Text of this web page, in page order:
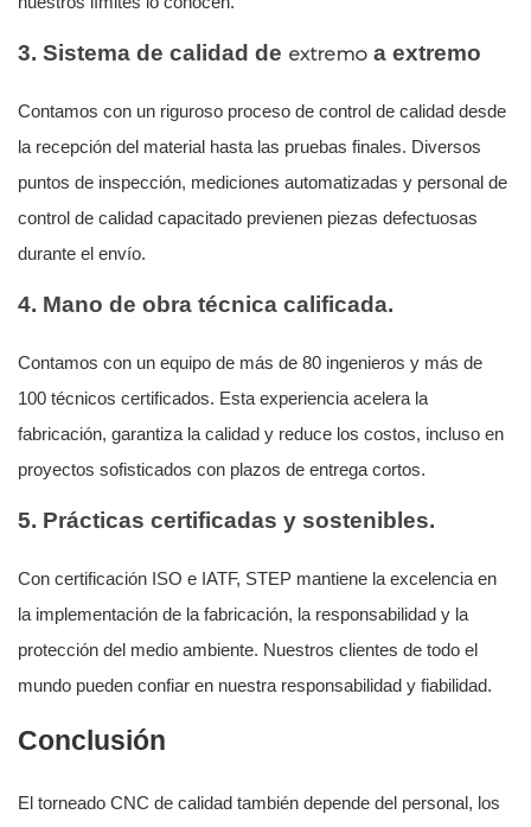
3. Sistema de calidad de extremo a extremo
Contamos con un riguroso proceso de control de calidad desde
la recepción del material hasta las pruebas finales. Diversos
puntos de inspección, mediciones automatizadas y personal de
control de calidad capacitado previenen piezas defectuosas
durante el envío.
4. Mano de obra técnica calificada.
Contamos con un equipo de más de 80 ingenieros y más de
100 técnicos certificados. Esta experiencia acelera la
fabricación, garantiza la calidad y reduce los costos, incluso en
proyectos sofisticados con plazos de entrega cortos.
5. Prácticas certificadas y sostenibles.
Con certificación ISO e IATF, STEP mantiene la excelencia en
la implementación de la fabricación, la responsabilidad y la
protección del medio ambiente. Nuestros clientes de todo el
mundo pueden confiar en nuestra responsabilidad y fiabilidad.
Conclusión
El torneado CNC de calidad también depende del personal, los